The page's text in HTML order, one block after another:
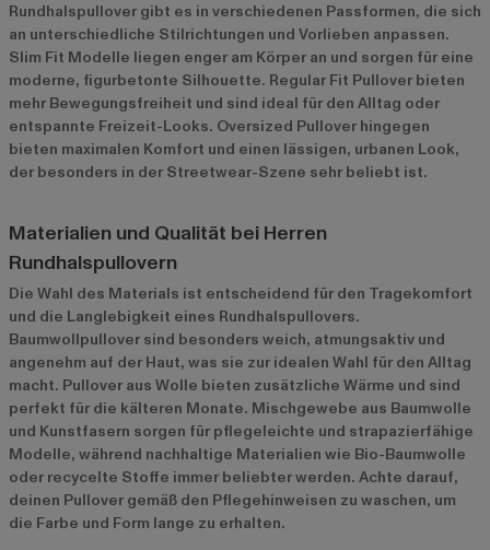
Rundhalspullover gibt es in verschiedenen Passformen, die sich
an unterschiedliche Stilrichtungen und Vorlieben anpassen.
Slim Fit Modelle liegen enger am Körper an und sorgen für eine
moderne, figurbetonte Silhouette. Regular Fit Pullover bieten
mehr Bewegungsfreiheit und sind ideal für den Alltag oder
entspannte Freizeit-Looks. Oversized Pullover hingegen
bieten maximalen Komfort und einen lässigen, urbanen Look,
der besonders in der Streetwear-Szene sehr beliebt ist.
Materialien und Qualität bei Herren
Rundhalspullovern
Die Wahl des Materials ist entscheidend für den Tragekomfort
und die Langlebigkeit eines Rundhalspullovers.
Baumwollpullover sind besonders weich, atmungsaktiv und
angenehm auf der Haut, was sie zur idealen Wahl für den Alltag
macht. Pullover aus Wolle bieten zusätzliche Wärme und sind
perfekt für die kälteren Monate. Mischgewebe aus Baumwolle
und Kunstfasern sorgen für pflegeleichte und strapazierfähige
Modelle, während nachhaltige Materialien wie Bio-Baumwolle
oder recycelte Stoffe immer beliebter werden. Achte darauf,
deinen Pullover gemäß den Pflegehinweisen zu waschen, um
die Farbe und Form lange zu erhalten.